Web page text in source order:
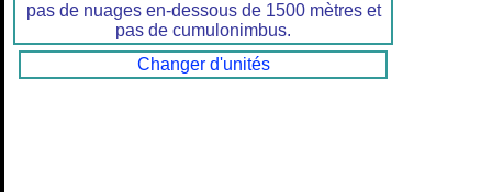
pas de nuages en-dessous de 1500 mètres et
pas de cumulonimbus.
Changer d'unités